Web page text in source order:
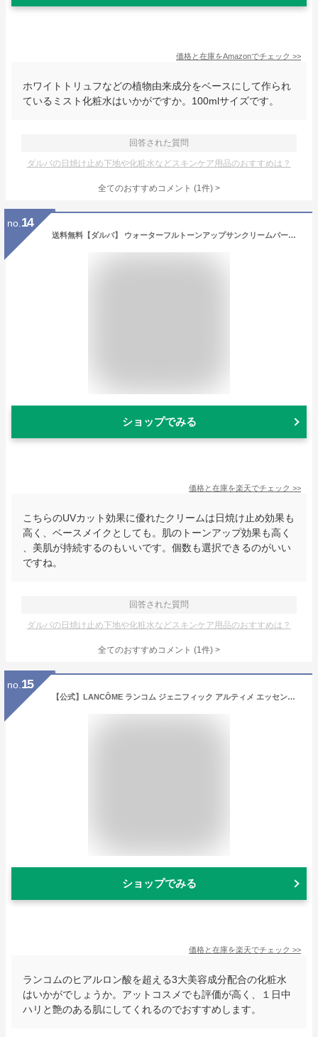
価格と在庫をAmazonでチェック >>
ホワイトトリュフなどの植物由来成分をベースにして作られ
ているミスト化粧水はいかがですか。100mlサイズです。
回答された質問
ダルバの日焼け止め下地や化粧水などスキンケア用品のおすすめは？
全てのおすすめコメント (1件) >
no. 14
送料無料【ダルバ】 ウォーターフルトーンアップサンクリームパープル [SPF50+/PA++++] 50ml-1個/2個/3個選択 スキンケア UVカット サンケア サンブロック 日焼け止 トーンアップ サンケア 華やか ベースメイク 透明 キレイ 紫外線 韓国コスメ 韓国人気 dAlba
ショップでみる
価格と在庫を楽天でチェック >>
こちらのUVカット効果に優れたクリームは日焼け止め効果も
高く、ベースメイクとしても。肌のトーンアップ効果も高く
、美肌が持続するのもいいです。個数も選択できるのがいい
ですね。
回答された質問
ダルバの日焼け止め下地や化粧水などスキンケア用品のおすすめは？
全てのおすすめコメント (1件) >
no. 15
【公式】LANCÔME ランコム ジェニフィック アルティメ エッセンス ローション 150ml 化粧水 保湿 ハリ ツヤ 正規品 美容化粧水 プロキシレン ヒアルロン酸 アデノシン エイジングケア うるおい 毛穴 プレゼント 彼女 化粧品 コスメ デパコス 母の日
ショップでみる
価格と在庫を楽天でチェック >>
ランコムのヒアルロン酸を超える3大美容成分配合の化粧水
はいかがでしょうか。アットコスメでも評価が高く、１日中
ハリと艶のある肌にしてくれるのでおすすめします。